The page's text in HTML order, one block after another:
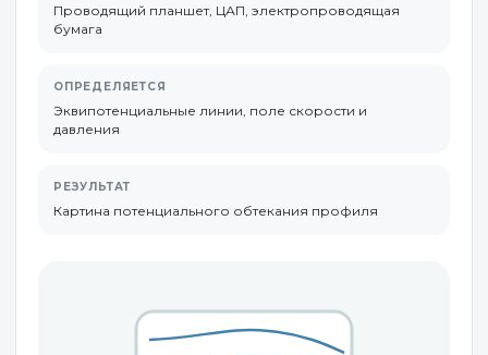
Проводящий планшет, ЦАП, электропроводящая
бумага
ОПРЕДЕЛЯЕТСЯ
Эквипотенциальные линии, поле скорости и
давления
РЕЗУЛЬТАТ
Картина потенциального обтекания профиля